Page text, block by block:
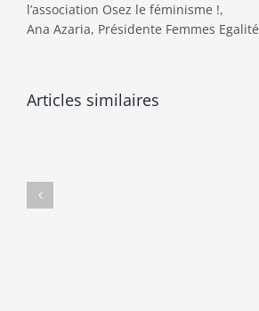
l’association Osez le féminisme !,
Ana Azaria, Présidente Femmes Egalité
Articles similaires
Augereau,